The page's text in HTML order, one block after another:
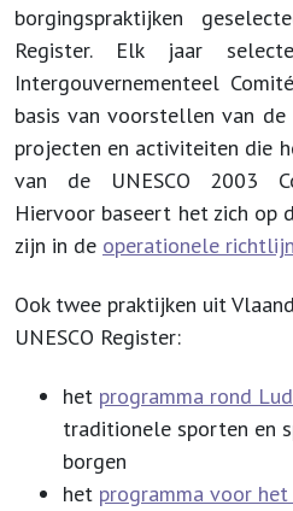
borgingspraktijken
Register. Elk jaar
Intergouvernementeel
basis van voorstellen van
projecten en activiteiten die
van de UNESCO 2003
Hiervoor baseert het zich op
zijn in de operationele
Ook twee praktijken uit
UNESCO Register:
het programma rond
traditionele sporten en
borgen
het programma voor